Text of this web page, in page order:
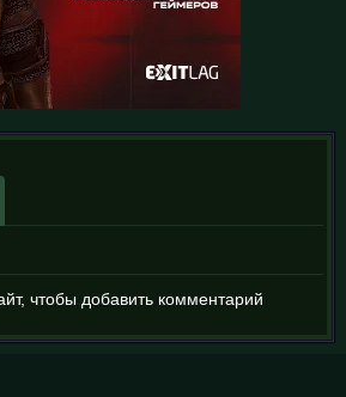
чтобы добавить комментарий